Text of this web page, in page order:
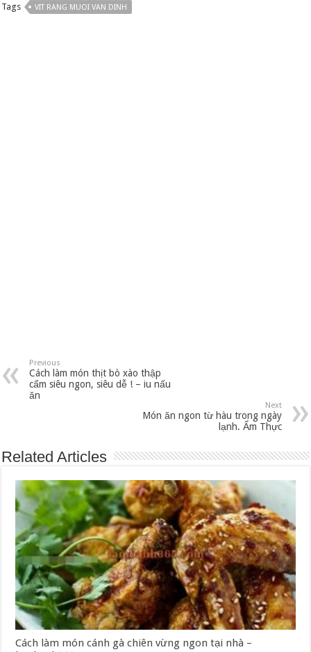
Tags VIT RANG MUOI VAN DINH
Previous
Cách làm món thịt bò xào thập
cẩm siêu ngon, siêu dễ ! – iu nấu
ăn
Next
Món ăn ngon từ hàu trong ngày
lạnh. Ẩm Thực
Related Articles
Cách làm món cánh gà chiên vừng ngon tại nhà –